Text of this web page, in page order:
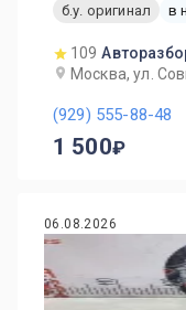
б.у. оригинал
в
109
Москва, ул.
(929) 555-88-48
1 500
06.08.2026